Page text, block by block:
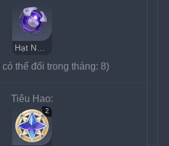
thể đổi trong tháng: 8)
Tiêu Hao:
2